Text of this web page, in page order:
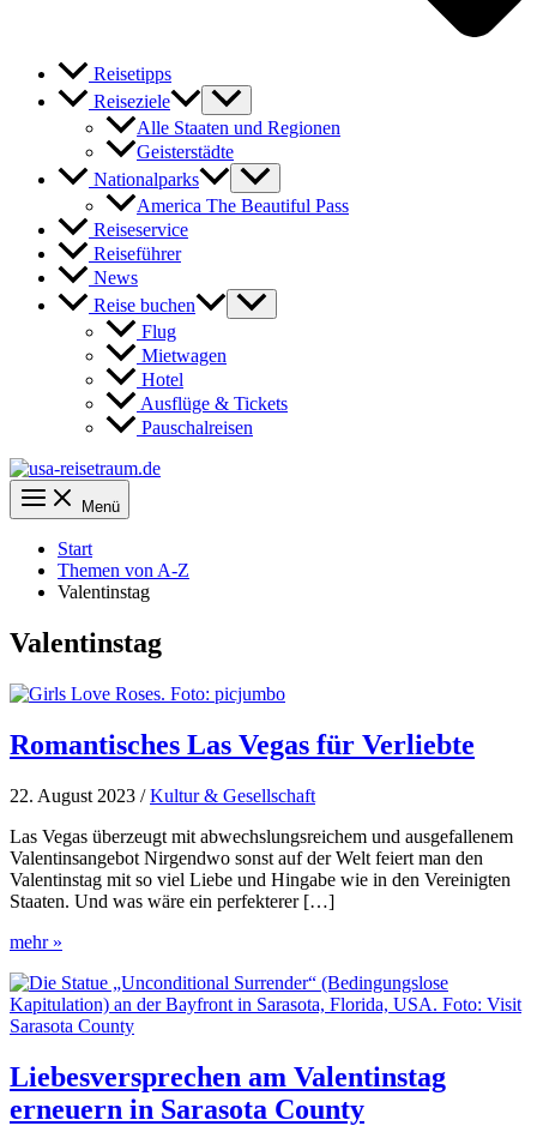
Reisetipps
Reiseziele
Alle Staaten und Regionen
Geisterstädte
Nationalparks
America The Beautiful Pass
Reiseservice
Reiseführer
News
Reise buchen
Flug
Mietwagen
Hotel
Ausflüge & Tickets
Pauschalreisen
Menü
Start
Themen von A-Z
Valentinstag
Valentinstag
Romantisches Las Vegas für Verliebte
22. August 2023 /Kultur & Gesellschaft
Las Vegas überzeugt mit abwechslungsreichem und ausgefallenem
Valentinsangebot Nirgendwo sonst auf der Welt feiert man den
Valentinstag mit so viel Liebe und Hingabe wie in den Vereinigten
Staaten. Und was wäre ein perfekterer […]
Romantisches
Vegas
für
Verliebte
mehr »
Liebesversprechen am Valentinstag
erneuern in Sarasota County